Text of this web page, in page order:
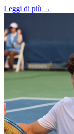
Leggi di più →